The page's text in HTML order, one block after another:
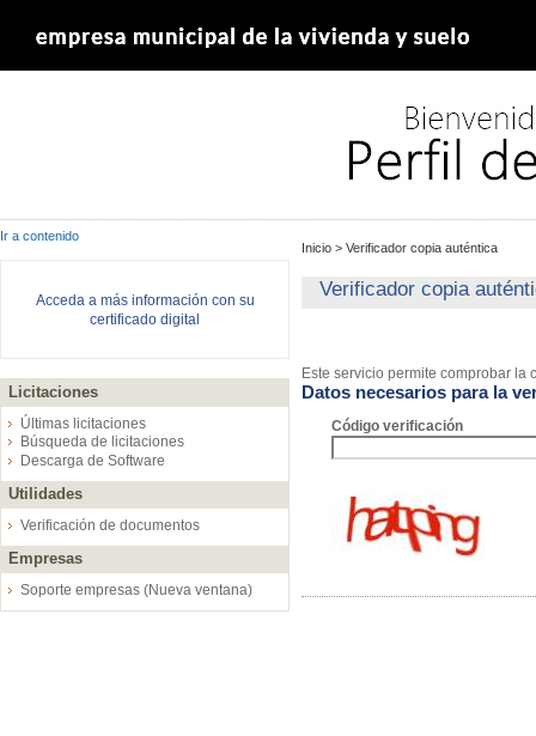
Ir a contenido
Acceda a más información con su
certificado digital
Licitaciones
Últimas licitaciones
Búsqueda de licitaciones
Descarga de Software
Utilidades
Verificación de documentos
Empresas
Soporte empresas (Nueva ventana)
Inicio > Verificador copia auténtica
Verificador copia
Este servicio permite comprobar
Datos necesarios para la
Código verificación